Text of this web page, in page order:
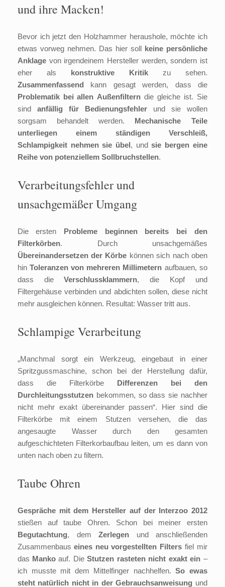
und ihre Macken!
Bevor ich jetzt den Holzhammer heraushole, möchte ich
etwas vorweg nehmen. Das hier soll keine persönliche
Anklage von irgendeinem Hersteller werden, sondern ist
eher als konstruktive Kritik zu sehen.
Zusammenfassend kann gesagt werden, dass die
Problematik bei allen Außenfiltern die gleiche ist. Sie
sind anfällig für Bedienungsfehler und sie wollen
sorgsam behandelt werden. Mechanische Teile
unterliegen einem ständigen Verschleiß,
Schlampigkeit nehmen sie übel, und sie bergen eine
Reihe von potenziellem Sollbruchstellen.
Verarbeitungsfehler und
unsachgemäßer Umgang
Die ersten Probleme beginnen bereits bei den
Filterkörben. Durch unsachgemäßes
Übereinandersetzen der Körbe können sich nach oben
hin Toleranzen von mehreren Millimetern aufbauen, so
dass die Verschlussklammern, die Kopf und
Filtergehäuse verbinden und abdichten sollen, diese nicht
mehr ausgleichen können. Resultat: Wasser tritt aus.
Schlampige Verarbeitung
„Manchmal sorgt ein Werkzeug, eingebaut in einer
Spritzgussmaschine, schon bei der Herstellung dafür,
dass die Filterkörbe Differenzen bei den
Durchleitungsstutzen bekommen, so dass sie nachher
nicht mehr exakt übereinander passen“. Hier sind die
Filterkörbe mit einem Stutzen versehen, die das
angesaugte Wasser durch den gesamten
aufgeschichteten Filterkorbaufbau leiten, um es dann von
unten nach oben zu filtern.
Taube Ohren
Gespräche mit dem Hersteller auf der Interzoo 2012
stießen auf taube Ohren. Schon bei meiner ersten
Begutachtung, dem Zerlegen und anschließenden
Zusammenbaus eines neu vorgestellten Filters fiel mir
das Manko auf. Die Stutzen rasteten nicht exakt ein –
ich musste mit dem Mittelfinger nachhelfen. So ewas
steht natürlich nicht in der Gebrauchsanweisung und